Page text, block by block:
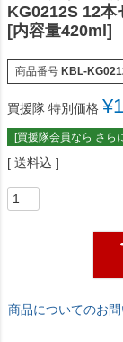
KG0212S 12本
[内容量420ml]
商品番号 KBL-
買援隊 特別価格 ¥
[買援隊会員なら さら
送料込
商品についてのお